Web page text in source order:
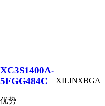
XC3S1400A-
5FGG484C
优势
XILINXBGA